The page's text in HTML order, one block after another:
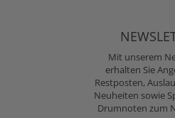
Mit unserem
erhalten Sie
Restposten,
Neuheiten sowie
Drumnoten zum